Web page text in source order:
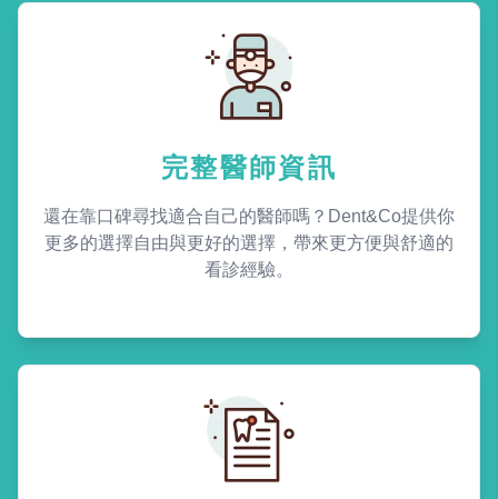
完整醫師資訊
還在靠口碑尋找適合自己的醫師嗎？Dent&Co提供你
更多的選擇自由與更好的選擇，帶來更方便與舒適的
看診經驗。